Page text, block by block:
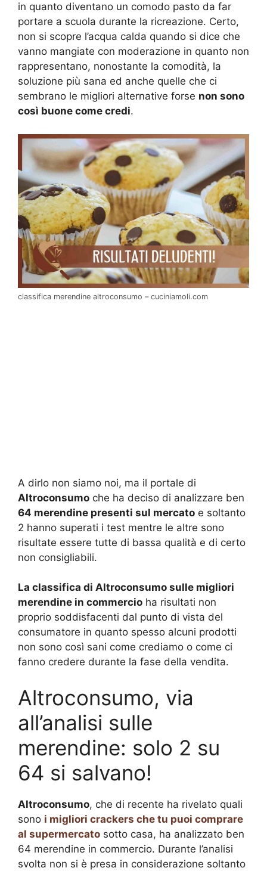
in quanto diventano un comodo pasto da far
portare a scuola durante la ricreazione. Certo,
non si scopre l’acqua calda quando si dice che
vanno mangiate con moderazione in quanto non
rappresentano, nonostante la comodità, la
soluzione più sana ed anche quelle che ci
sembrano le migliori alternative forse non sono
così buone come credi.
classifica merendine altroconsumo – cuciniamoli.com
A dirlo non siamo noi, ma il portale di
Altroconsumo che ha deciso di analizzare ben
64 merendine presenti sul mercato e soltanto
2 hanno superati i test mentre le altre sono
risultate essere tutte di bassa qualità e di certo
non consigliabili.
La classifica di Altroconsumo sulle migliori
merendine in commercio ha risultati non
proprio soddisfacenti dal punto di vista del
consumatore in quanto spesso alcuni prodotti
non sono così sani come crediamo o come ci
fanno credere durante la fase della vendita.
Altroconsumo, via
all’analisi sulle
merendine: solo 2 su
64 si salvano!
Altroconsumo, che di recente ha rivelato quali
sono i migliori crackers che tu puoi comprare
al supermercato sotto casa, ha analizzato ben
64 merendine in commercio. Durante l’analisi
svolta non si è presa in considerazione soltanto